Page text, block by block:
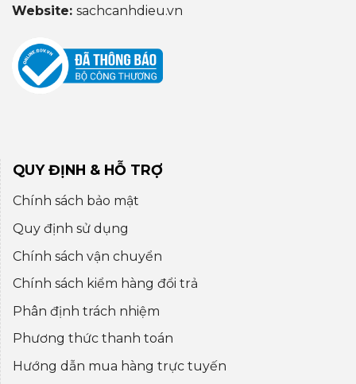
Website: sachcanhdieu.vn
QUY ĐỊNH & HỖ TRỢ
Chính sách bảo mật
Quy định sử dụng
Chính sách vận chuyển
Chính sách kiểm hàng đổi trả
Phân định trách nhiệm
Phương thức thanh toán
Hướng dẫn mua hàng trực tuyến